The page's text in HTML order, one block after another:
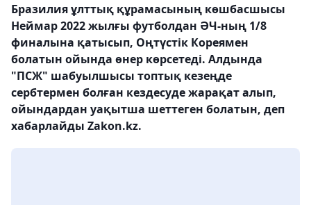
Бразилия ұлттық құрамасының көшбасшысы
Неймар 2022 жылғы футболдан ӘЧ-ның 1/8
финалына қатысып, Оңтүстік Кореямен
болатын ойында өнер көрсетеді. Алдында
"ПСЖ" шабуылшысы топтық кезеңде
сербтермен болған кездесуде жарақат алып,
ойындардан уақытша шеттеген болатын, деп
хабарлайды Zakon.kz.